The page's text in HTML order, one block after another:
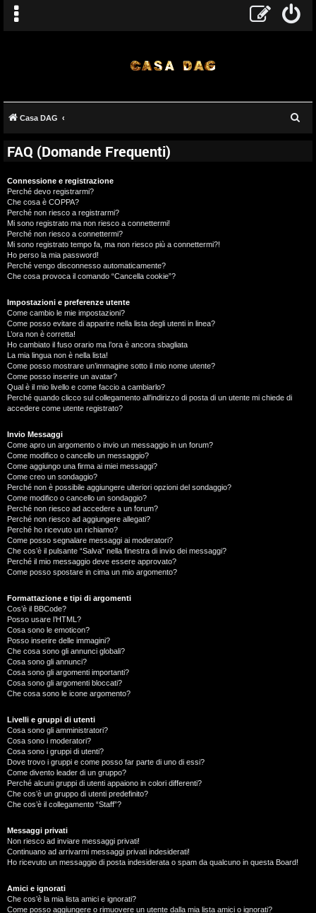
Casa DAG
FAQ (Domande Frequenti)
Connessione e registrazione
Perché devo registrarmi?
Che cosa è COPPA?
Perché non riesco a registrarmi?
Mi sono registrato ma non riesco a connettermi!
Perché non riesco a connettermi?
Mi sono registrato tempo fa, ma non riesco più a connettermi?!
Ho perso la mia password!
Perché vengo disconnesso automaticamente?
Che cosa provoca il comando “Cancella cookie”?
Impostazioni e preferenze utente
Come cambio le mie impostazioni?
Come posso evitare di apparire nella lista degli utenti in linea?
L’ora non è corretta!
Ho cambiato il fuso orario ma l’ora è ancora sbagliata
La mia lingua non è nella lista!
Come posso mostrare un’immagine sotto il mio nome utente?
Come posso inserire un avatar?
Qual è il mio livello e come faccio a cambiarlo?
Perché quando clicco sul collegamento all’indirizzo di posta di un utente mi chiede di
accedere come utente registrato?
Invio Messaggi
Come apro un argomento o invio un messaggio in un forum?
Come modifico o cancello un messaggio?
Come aggiungo una firma ai miei messaggi?
Come creo un sondaggio?
Perché non è possibile aggiungere ulteriori opzioni del sondaggio?
Come modifico o cancello un sondaggio?
Perché non riesco ad accedere a un forum?
Perché non riesco ad aggiungere allegati?
Perché ho ricevuto un richiamo?
Come posso segnalare messaggi ai moderatori?
Che cos’è il pulsante “Salva” nella finestra di invio dei messaggi?
Perché il mio messaggio deve essere approvato?
Come posso spostare in cima un mio argomento?
Formattazione e tipi di argomenti
Cos’è il BBCode?
Posso usare l’HTML?
Cosa sono le emoticon?
Posso inserire delle immagini?
Che cosa sono gli annunci globali?
Cosa sono gli annunci?
Cosa sono gli argomenti importanti?
Cosa sono gli argomenti bloccati?
Che cosa sono le icone argomento?
Livelli e gruppi di utenti
Cosa sono gli amministratori?
Cosa sono i moderatori?
Cosa sono i gruppi di utenti?
Dove trovo i gruppi e come posso far parte di uno di essi?
Come divento leader di un gruppo?
Perché alcuni gruppi di utenti appaiono in colori differenti?
Che cos’è un gruppo di utenti predefinito?
Che cos’è il collegamento “Staff”?
Messaggi privati
Non riesco ad inviare messaggi privati!
Continuano ad arrivarmi messaggi privati indesiderati!
Ho ricevuto un messaggio di posta indesiderata o spam da qualcuno in questa Board!
Amici e ignorati
Che cos’è la mia lista amici e ignorati?
Come posso aggiungere o rimuovere un utente dalla mia lista amici o ignorati?